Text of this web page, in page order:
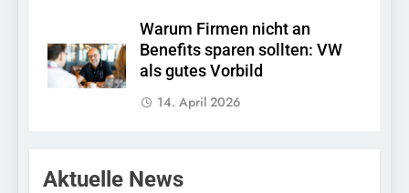
Warum Firmen nicht an
Benefits sparen sollten: VW
als gutes Vorbild
14. April 2026
Aktuelle News